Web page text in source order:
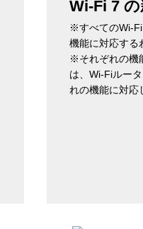
Wi-Fi 7
※すべてのWi-
機能に対応する
※それぞれの機
は、Wi-Fiルー
れの機能に対応